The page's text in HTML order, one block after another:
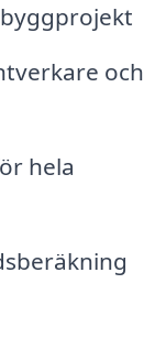
och
hela